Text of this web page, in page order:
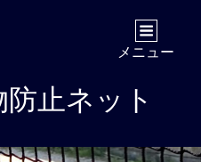
メニュー
止ネット